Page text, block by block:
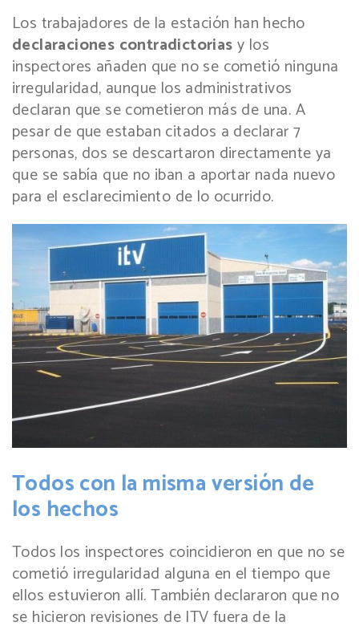
Los trabajadores de la estación han hecho
declaraciones contradictoriasy los
inspectores añaden que no se cometió ninguna
irregularidad, aunque los administrativos
declaran que se cometieron más de una. A
pesar de que estaban citados a declarar 7
personas, dos se descartaron directamente ya
que se sabía que no iban a aportar nada nuevo
para el esclarecimiento de lo ocurrido.
Todos con la misma versión de
los hechos
Todos los inspectores coincidieron en que no se
cometió irregularidad alguna en el tiempo que
ellos estuvieron allí. También declararon que no
se hicieron revisiones de ITV fuera de la